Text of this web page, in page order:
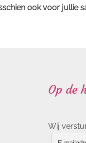
ook voor jullie
Op de
Wij